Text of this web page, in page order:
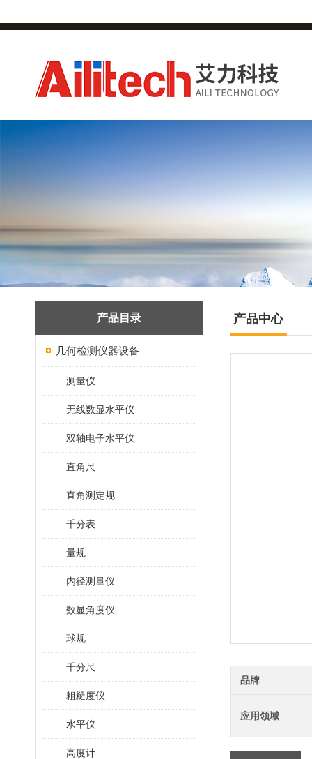
产品目录
几何检测仪器设备
测量仪
无线数显水平仪
双轴电子水平仪
直角尺
直角测定规
千分表
量规
内径测量仪
数显角度仪
球规
千分尺
粗糙度仪
水平仪
高度计
产品中心
品牌
应用领域